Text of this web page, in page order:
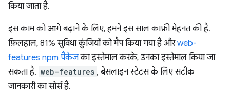
किया जाता है.
इस काम को आगे बढ़ाने के लिए, हमने इस साल काफ़ी मेहनत की है.
फ़िलहाल, 81% सुविधा कुंजियों को मैप किया गया है औरweb-
features npm पैकेजका इस्तेमाल करके, उनका इस्तेमाल किया जा
सकता है. web-features , बेसलाइन स्टेटस के लिए सटीक
जानकारी का सोर्स है.